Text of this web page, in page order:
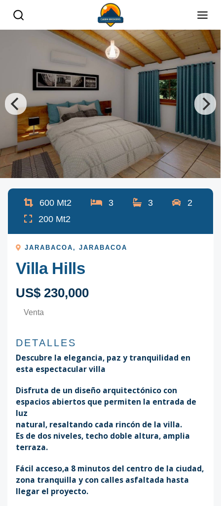
600 Mt2 3 3
2
200 Mt2
JARABACOA ,JARABACOA
Villa Hills
US$ 230,000
Venta
DETALLES
Descubre la elegancia, paz y tranquilidad en
esta espectacular villa
Disfruta de un diseño arquitectónico con
espacios abiertos que permiten la entrada de
luz
natural, resaltando cada rincón de la villa.
Es de dos niveles, techo doble altura, amplia
terraza.
Fácil acceso,a 8 minutos del centro de la ciudad,
zona tranquilla y con calles asfaltada hasta
llegar el proyecto.